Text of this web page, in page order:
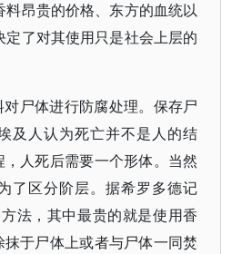
昂贵的价格、东方的血统以
了对其使用只是社会上层的
尸体进行防腐处理。保存尸
及人认为死亡并不是人的结
人死后需要一个形体。当然
了区分阶层。据希罗多德记
法，其中最贵的就是使用香
于尸体上或者与尸体一同焚